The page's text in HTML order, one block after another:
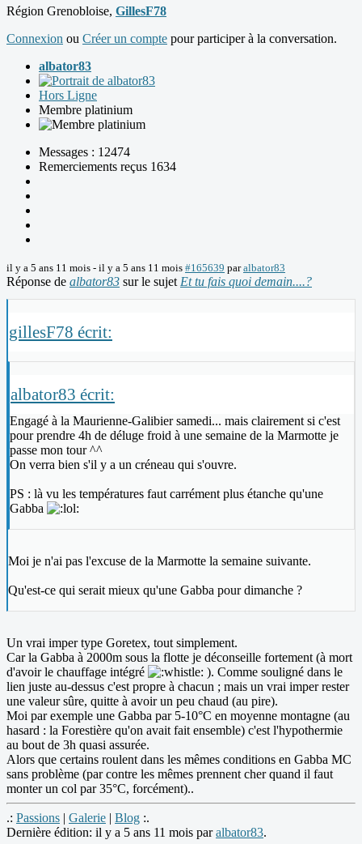
Région Grenobloise, GillesF78
Connexion ou Créer un compte pour participer à la conversation.
albator83
Hors Ligne
Membre platinium
Messages : 12474
Remerciements reçus 1634
il y a 5 ans 11 mois - il y a 5 ans 11 mois #165639 paralbator83
Réponse de albator83 sur le sujet Et tu fais quoi demain....?
gillesF78 écrit:
albator83 écrit:
Engagé à la Maurienne-Galibier samedi... mais clairement si c'est
pour prendre 4h de déluge froid à une semaine de la Marmotte je
passe mon tour ^^
On verra bien s'il y a un créneau qui s'ouvre.
PS : là vu les températures faut carrément plus étanche qu'une
Gabba
Moi je n'ai pas l'excuse de la Marmotte la semaine suivante.
Qu'est-ce qui serait mieux qu'une Gabba pour dimanche ?
Un vrai imper type Goretex, tout simplement.
Car la Gabba à 2000m sous la flotte je déconseille fortement (à mort
d'avoir le chauffage intégré
). Comme souligné dans le
lien juste au-dessus c'est propre à chacun ; mais un vrai imper rester
une valeur sûre, quitte à avoir un peu chaud (au pire).
Moi par exemple une Gabba par 5-10°C en moyenne montagne (au
hasard : la Forestière qu'on avait fait ensemble) c'est l'hypothermie
au bout de 3h quasi assurée.
Alors que certains roulent dans les mêmes conditions en Gabba MC
sans problème (par contre les mêmes prennent cher quand il faut
monter un col par 35°C, forcément)..
.: Passions | Galerie | Blog :.
Dernière édition: il y a 5 ans 11 mois paralbator83.